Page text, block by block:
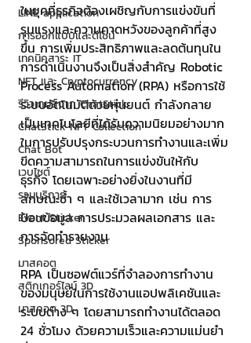
LINE application
การออกแบบและดีไซน์
เทคนิคสาระ IT
NFT และ Cryptocurrency
รีวิวเกมส์จาก ChatStick
ChatStick NFT Collection
Chat Bot
เวบไซต์
รวมบริการ
Event Sticker
Sponsored Sticker
มาสคอต
สติกเกอร์ไลน์ 3D
มาสคอต 3D
ในยุคที่ธุรกิจต้องเผชิญกับการแข่งขันที่
รุนแรงและความคาดหวังของลูกค้าที่สูง
ขึ้น การเพิ่มประสิทธิภาพและลดต้นทุนใน
การดำเนินงานจึงเป็นสิ่งสำคัญ Robotic
Process Automation (RPA) หรือการใช้
ระบบอัตโนมัติด้วยหุ่นยนต์ กำลังกลาย
เป็นเทคโนโลยีที่ได้รับความนิยมอย่างมาก
ในการปรับปรุงกระบวนการทำงานและเพิ่ม
ขีดความสามารถในการแข่งขันให้กับ
ธุรกิจ โดยเฉพาะอย่างยิ่งในงานที่มี
ลักษณะซ้ำ ๆ และใช้เวลามาก เช่น การ
ป้อนข้อมูล การประมวลผลเอกสาร และ
การจัดทำรายงาน
RPA เป็นซอฟต์แวร์ที่จำลองการทำงาน
ของมนุษย์ในการใช้งานแอปพลิเคชันและ
ระบบต่าง ๆ โดยสามารถทำงานได้ตลอด
24 ชั่วโมง ด้วยความเร็วและความแม่นยำ